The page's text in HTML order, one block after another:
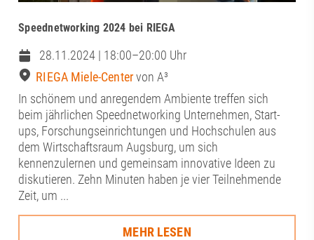
Speednetworking 2024 bei RIEGA
28.11.2024 | 18:00–20:00 Uhr
RIEGA Miele-Centervon A³
In schönem und anregendem Ambiente treffen sich
beim jährlichen Speednetworking Unternehmen, Start-
ups, Forschungseinrichtungen und Hochschulen aus
dem Wirtschaftsraum Augsburg, um sich
kennenzulernen und gemeinsam innovative Ideen zu
diskutieren. Zehn Minuten haben je vier Teilnehmende
Zeit, um ...
MEHR LESEN